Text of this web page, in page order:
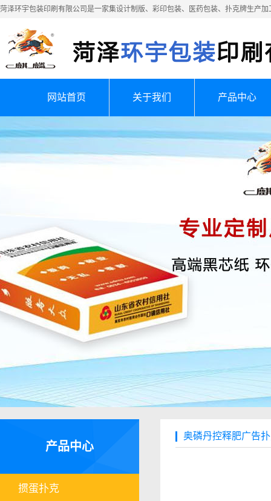
菏泽环宇包装印刷有限公司是一家集设计制版、彩印包装、医药包装、扑克牌生产
网站首页 关于我们 产品中心
产品中心
掼蛋扑克
奥磷丹控释肥广告